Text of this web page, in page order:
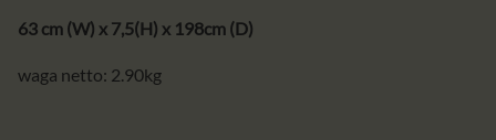
63 cm (W) x 7,5(H) x 198cm (D)
waga netto: 2.90kg